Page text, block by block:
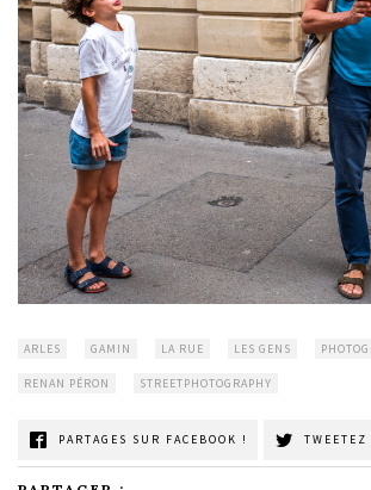
ARLES GAMIN LA RUE LES GENS
RENAN PÉRON STREETPHOTOGRAPHY
PARTAGES SUR FACEBOOK ! TWEETEZ